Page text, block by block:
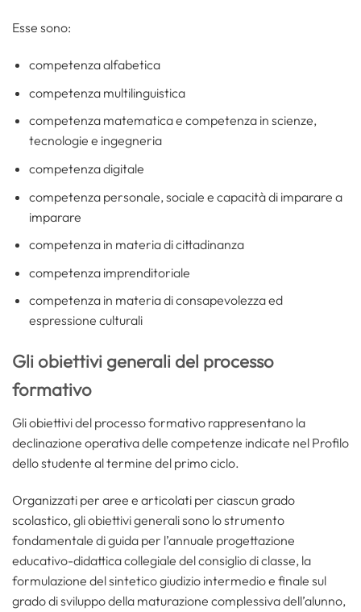
Esse sono:
competenza alfabetica
competenza multilinguistica
competenza matematica e competenza in scienze,
tecnologie e ingegneria
competenza digitale
competenza personale, sociale e capacità di imparare a
imparare
competenza in materia di cittadinanza
competenza imprenditoriale
competenza in materia di consapevolezza ed
espressione culturali
Gli obiettivi generali del processo
formativo
Gli obiettivi del processo formativo rappresentano la
declinazione operativa delle competenze indicate nel Profilo
dello studente al termine del primo ciclo.
Organizzati per aree e articolati per ciascun grado
scolastico, gli obiettivi generali sono lo strumento
fondamentale di guida per l’annuale progettazione
educativo-didattica collegiale del consiglio di classe, la
formulazione del sintetico giudizio intermedio e finale sul
grado di sviluppo della maturazione complessiva dell’alunno,